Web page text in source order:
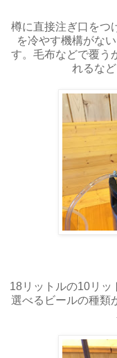
樽に直接注ぎ口をつ
を冷やす機構がな
す。毛布などで覆う
れるな
18リットルの10リッ
選べるビールの種類